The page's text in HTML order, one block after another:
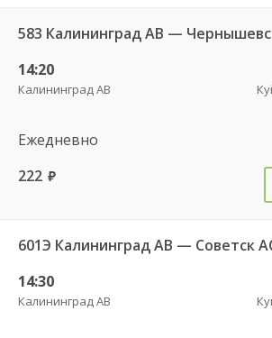
14:20
Калининград АВ
Ежедневно
222 руб.
601Э Калининград АВ — Советск
14:30
Калининград АВ